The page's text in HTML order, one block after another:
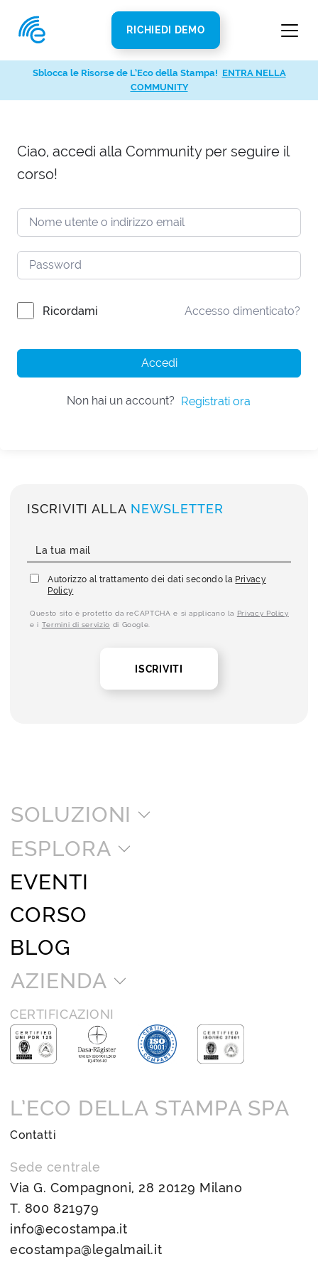
RICHIEDI DEMO
Ciao, accedi alla Community per seguire il
corso!
Ricordami Accesso dimenticato?
Accedi
Non hai un account? Registrati ora
ISCRIVITI ALLA NEWSLETTER
Autorizzo al trattamento dei dati secondo la Privacy
Policy
Questo sito è protetto da reCAPTCHA e si applicano la Privacy Policy
e i Termini di servizio di Google.
ISCRIVITI
SOLUZIONI
ESPLORA
EVENTI
CORSO
BLOG
AZIENDA
CERTIFICAZIONI
L’ECO DELLA STAMPA SPA
Contatti
Sede centrale
Via G. Compagnoni, 28 20129 Milano
T. 800 821979
info@ecostampa.it
ecostampa@legalmail.it
Sblocca le Risorse de L’Eco della Stampa! ENTRA NELLA
COMMUNITY